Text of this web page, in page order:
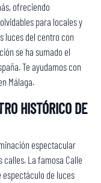
ofreciendo
para locales y
luces del centro con
se ha sumado el
Te ayudamos con
Málaga.
HISTÓRICO DE
espectacular
calles. La famosa Calle
de luces